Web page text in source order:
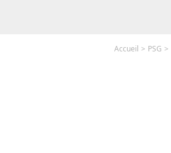
Accueil PSG